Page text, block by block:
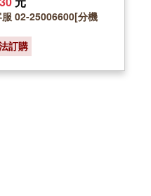
02-25006600[分機
訂購